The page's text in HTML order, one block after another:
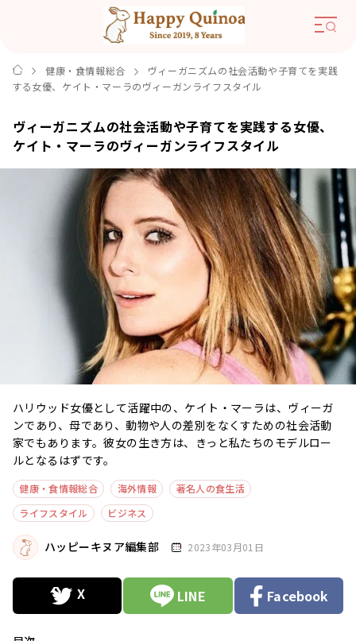
健康・食情報総合
ヴィーガニズムの社会活動や子育てを実践
する女優、ケイト・マーラのヴィーガンライフスタイル
ヴィーガニズムの社会活動や子育てを実践する女優、
ケイト・マーラのヴィーガンライフスタイル
ハリウッド女優として活躍中の、ケイト・マーラは、ヴィーガ
ンであり、母であり、動物や人の差別をなくすための社会活動
家でもあります。彼女の生き方は、きっと私たちのモデルロー
ルとなるはずです。
健康・食情報総合 海外情報
著名人の食生活
ライフスタイル
ビジネス
ハッピーキヌア編集部 2023年03月01日
LINE Facebook